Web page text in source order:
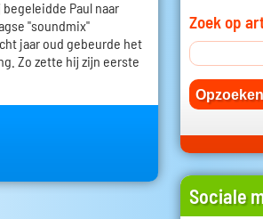
Paul naar
"soundmix"
jaar oud gebeurde het
Zo zette hij zijn eerste
Zoek op
Sociale